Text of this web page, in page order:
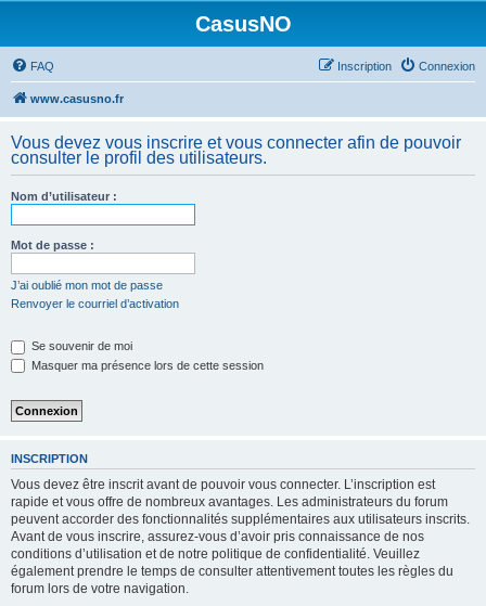
CasusNO
FAQ Connexion
Inscription
www.casusno.fr
Vous devez vous inscrire et vous connecter afin de pouvoir
consulter le profil des utilisateurs.
Nom d’utilisateur :
Mot de passe :
J’ai oublié mon mot de passe
Renvoyer le courriel d’activation
Se souvenir de moi
Masquer ma présence lors de cette session
INSCRIPTION
Vous devez être inscrit avant de pouvoir vous connecter. L’inscription est
rapide et vous offre de nombreux avantages. Les administrateurs du forum
peuvent accorder des fonctionnalités supplémentaires aux utilisateurs inscrits.
Avant de vous inscrire, assurez-vous d’avoir pris connaissance de nos
conditions d’utilisation et de notre politique de confidentialité. Veuillez
également prendre le temps de consulter attentivement toutes les règles du
forum lors de votre navigation.